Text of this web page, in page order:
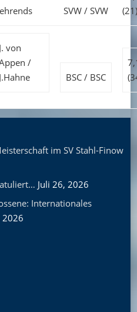
SVW / SVW
(21)
J. von
/
J.Hahne
BSC / BSC
im SV Stahl-Finow
Juli 26, 2026
Internationales
2026